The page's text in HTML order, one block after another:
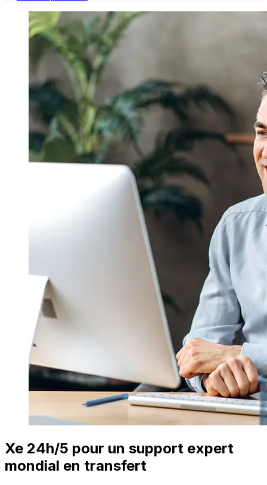
Xe 24h/5 pour un support expert
mondial en transfert